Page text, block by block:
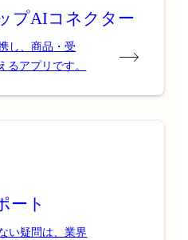
プAIコネクター
し、商品・受
るアプリです。
ート
い疑問は、業界